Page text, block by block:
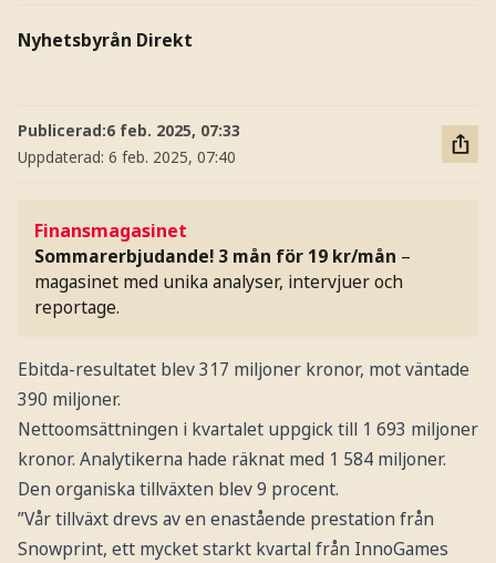
Nyhetsbyrån Direkt
Publicerad:6 feb. 2025, 07:33
Uppdaterad: 6 feb. 2025, 07:40
Finansmagasinet
Sommarerbjudande! 3 mån för 19 kr/mån –
magasinet med unika analyser, intervjuer och
reportage.
Ebitda-resultatet blev 317 miljoner kronor, mot väntade
390 miljoner.
Nettoomsättningen i kvartalet uppgick till 1 693 miljoner
kronor. Analytikerna hade räknat med 1 584 miljoner.
Den organiska tillväxten blev 9 procent.
”Vår tillväxt drevs av en enastående prestation från
Snowprint, ett mycket starkt kvartal från InnoGames